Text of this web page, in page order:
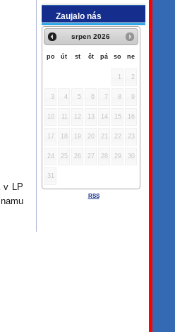
Zaujalo nás
srpen 2026
po út st čt pá so ne
1 2
3 4 5 6 7 8 9
10 11 12 13 14 15 16
17 18 19 20 21 22 23
24 25 26 27 28 29 30
31
RSS
v LP